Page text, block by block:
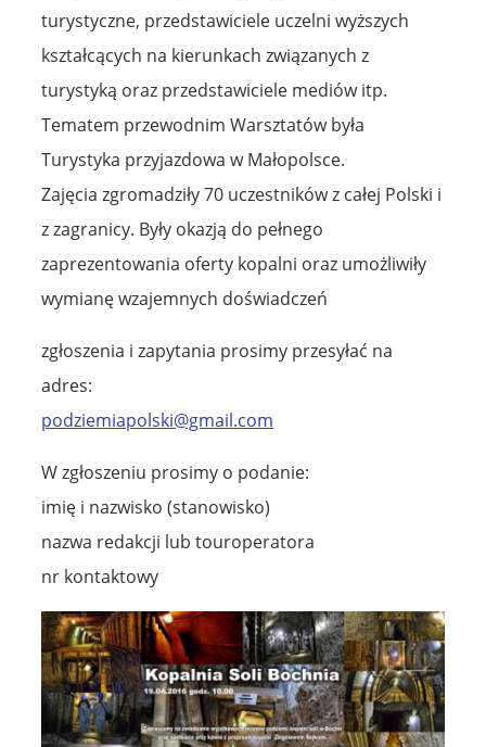
turystyczne, przedstawiciele uczelni wyższych
kształcących na kierunkach związanych z
turystyką oraz przedstawiciele mediów itp.
Tematem przewodnim Warsztatów była
Turystyka przyjazdowa w Małopolsce.
Zajęcia zgromadziły 70 uczestników z całej Polski i
z zagranicy. Były okazją do pełnego
zaprezentowania oferty kopalni oraz umożliwiły
wymianę wzajemnych doświadczeń
zgłoszenia i zapytania prosimy przesyłać na
adres:
podziemiapolski@gmail.com
W zgłoszeniu prosimy o podanie:
imię i nazwisko (stanowisko)
nazwa redakcji lub touroperatora
nr kontaktowy